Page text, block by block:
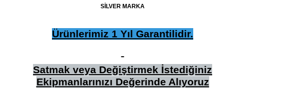
SİLVER MARKA
Ürünlerimiz 1 Yıl Garantilidir.
Satmak veya Değiştirmek İstediğiniz
Ekipmanlarınızı Değerinde Alıyoruz